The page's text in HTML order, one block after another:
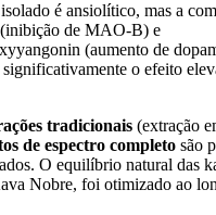
é ansiolítico, mas a
de MAO-B) e
(aumento de
o efeito
tradicionais (extração
de espectro completo são
O equilíbrio natural das
Nobre, foi otimizado ao